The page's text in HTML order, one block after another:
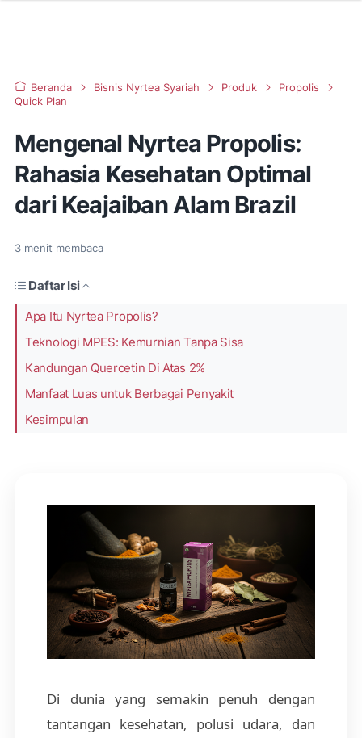
Beranda Bisnis Nyrtea Syariah Produk
Propolis
Quick Plan
Mengenal Nyrtea Propolis:
Rahasia Kesehatan Optimal
dari Keajaiban Alam Brazil
3 menit membaca
Daftar Isi
Apa Itu Nyrtea Propolis?
Teknologi MPES: Kemurnian Tanpa Sisa
Kandungan Quercetin Di Atas 2%
Manfaat Luas untuk Berbagai Penyakit
Kesimpulan
Di dunia yang semakin penuh dengan
tantangan kesehatan, polusi udara, dan